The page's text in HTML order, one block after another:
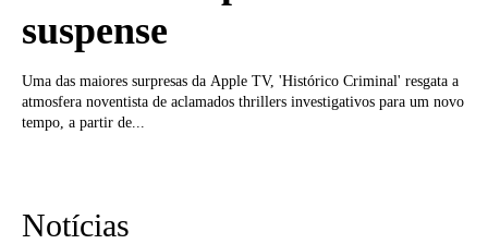
suspense
Uma das maiores surpresas da Apple TV, 'Histórico Criminal' resgata a
atmosfera noventista de aclamados thrillers investigativos para um novo
tempo, a partir de...
Notícias